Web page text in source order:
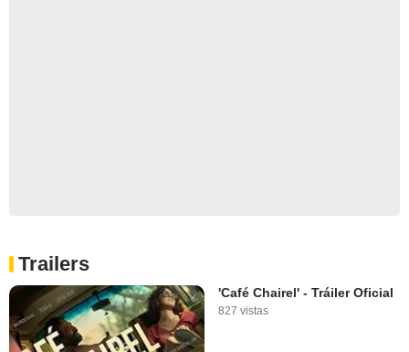
Trailers
'Café Chairel' - Tráiler Oficial
827 vistas